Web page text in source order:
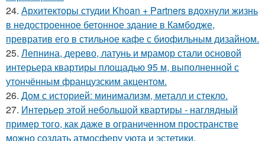
24. Архитекторы студии Khoan + Partners вдохнули жизнь
в недостроенное бетонное здание в Камбодже,
превратив его в стильное кафе с биофильным дизайном.
25. Лепнина, дерево, латунь и мрамор стали основой
интерьера квартиры площадью 95 м, выполненной с
утончённым французским акцентом.
26. Дом с историей: минимализм, металл и стекло.
27. Интерьер этой небольшой квартиры - наглядный
пример того, как даже в ограниченном пространстве
можно создать атмосферу уюта и эстетики.